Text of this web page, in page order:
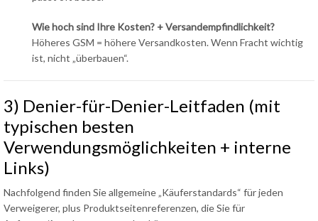
Wie hoch sind Ihre Kosten? + Versandempfindlichkeit?
Höheres GSM = höhere Versandkosten. Wenn Fracht wichtig
ist, nicht „überbauen“.
3) Denier-für-Denier-Leitfaden (mit
typischen besten
Verwendungsmöglichkeiten + interne
Links)
Nachfolgend finden Sie allgemeine „Käuferstandards“ für jeden
Verweigerer, plus Produktseitenreferenzen, die Sie für